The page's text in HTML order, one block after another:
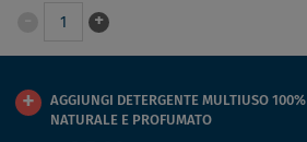
1 +
AGGIUNGI DETERGENTE MULTIUSO 100%
NATURALE E PROFUMATO